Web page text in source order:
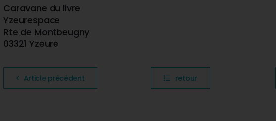
Caravane du livre
Yzeurespace
Rte de Montbeugny
03321 Yzeure
Article précédent retour